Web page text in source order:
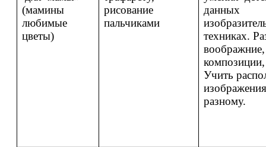
(мамины
любимые
цветы)
рисование
пальчиками
данных
техниках.
Учить
разному.